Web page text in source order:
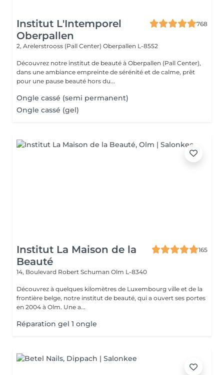
Institut L'Intemporel
Oberpallen
768
2, Arelerstrooss (Pall Center) Oberpallen L-8552
Découvrez notre institut de beauté à Oberpallen (Pall Center),
dans une ambiance empreinte de sérénité et de calme, prêt
pour une pause beauté hors du...
Ongle cassé (semi permanent)
Ongle cassé (gel)
Institut La Maison de la
Beauté
165
14, Boulevard Robert Schuman Olm L-8340
Découvrez à quelques kilomètres de Luxembourg ville et de la
frontière belge, notre institut de beauté, qui a ouvert ses portes
en 2004 à Olm. Une a...
Réparation gel 1 ongle